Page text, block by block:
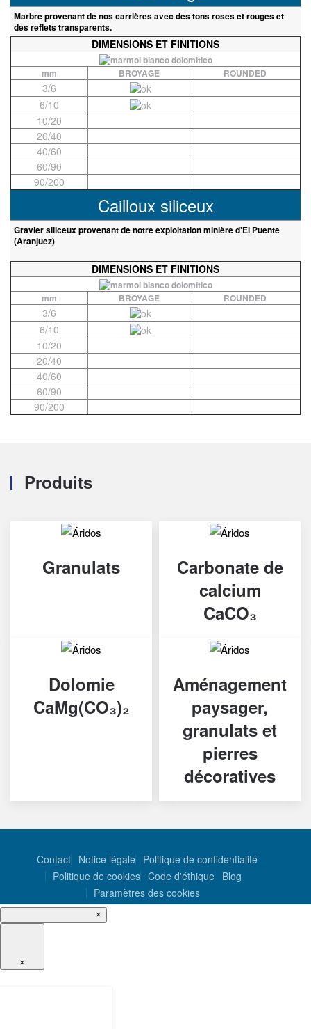
Marbre provenant de nos carrières avec des tons roses et rouges et
des reflets transparents.
DIMENSIONS ET FINITIONS
mm BROYAGE ROUNDED
3/6
6/10
10/20
20/40
40/60
60/90
90/200
Cailloux siliceux
Gravier siliceux provenant de notre exploitation minière d'El Puente
(Aranjuez)
DIMENSIONS ET FINITIONS
mm BROYAGE ROUNDED
3/6
6/10
10/20
20/40
40/60
60/90
90/200
Produits
Granulats
Carbonate de
calcium
CaCO₃
Dolomie
CaMg(CO₃)₂
Aménagement
paysager,
granulats et
pierres
décoratives
Contact Notice légale
Politique de confidentialité
Politique de cookies Code d'éthique
Blog
Paramètres des cookies
×
×